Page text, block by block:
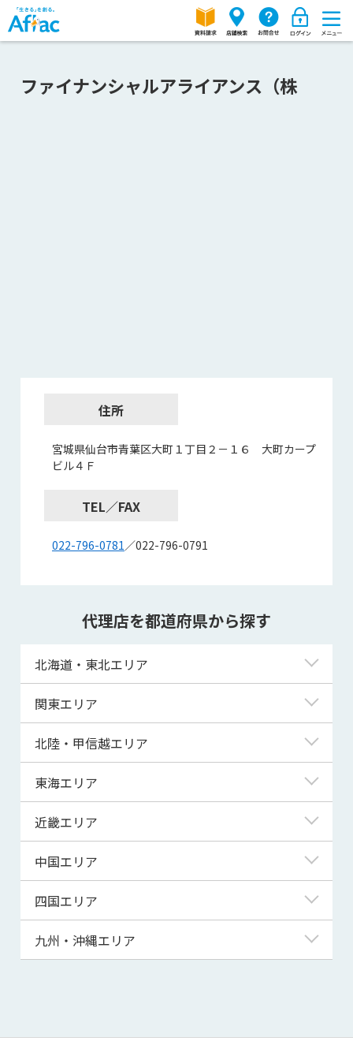
ファイナンシャルアライアンス（株
住所
宮城県仙台市青葉区大町１丁目２－１６ 大町カープ
ビル４Ｆ
TEL／FAX
022-796-0781／022-796-0791
代理店を都道府県から探す
北海道・東北エリア
北海道
青森県
宮城県
秋田県
山形県
関東エリア
東京都
神奈川県
埼玉県
千葉県
茨城県
群馬県
北陸・甲信越エリア
新潟県
富山県
福井県
山梨県
長野県
東海エリア
岐阜県
静岡県
三重県
近畿エリア
滋賀県
京都府
大阪府
兵庫県
和歌山県
中国エリア
鳥取県
島根県
山口県
四国エリア
徳島県
高知県
九州・沖縄エリア